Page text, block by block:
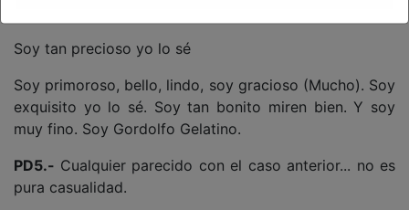
Soy tan precioso yo lo sé
Soy primoroso, bello, lindo, soy gracioso (Mucho). Soy
exquisito yo lo sé. Soy tan bonito miren bien. Y soy
muy fino. Soy Gordolfo Gelatino.
PD5.- Cualquier parecido con el caso anterior... no es
pura casualidad.